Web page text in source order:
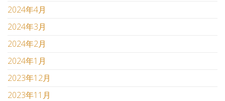
2024年4月
2024年3月
2024年2月
2024年1月
2023年12月
2023年11月